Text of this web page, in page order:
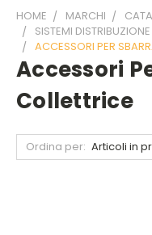
HOME MARCHI
SISTEMI
ACCESSORI PER
Accessori
Collettrice
Ordina per: